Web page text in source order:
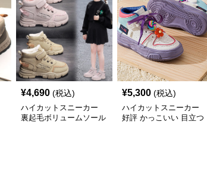
¥4,690 (税込)
ハイカットスニーカー
裏起毛ボリュームソール
¥5,300 (税込)
ハイカットスニーカー
好評 かっこいい 目立つ